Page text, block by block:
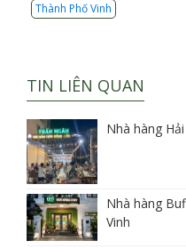
Thành Phố Vinh
TIN LIÊN QUAN
Nhà hàng
Nhà hàng
Vinh